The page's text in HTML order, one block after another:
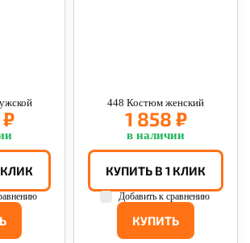
КЛИК
448 Костюм женский
1 858 ₽
в наличии
КУПИТЬ
КУПИТЬ В 1 КЛИК
Добавить к сравнению